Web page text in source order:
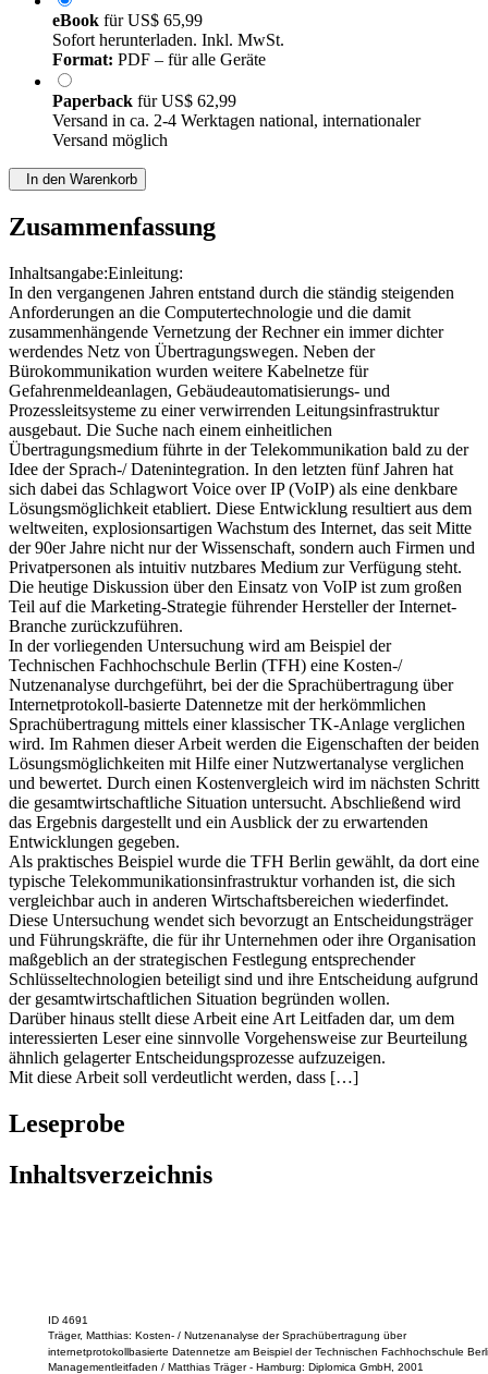
eBook fürUS$ 65,99
Sofort herunterladen. Inkl. MwSt.
Format: PDF – für alle Geräte
Paperback fürUS$ 62,99
Versand in ca. 2-4 Werktagen national, internationaler
Versand möglich
In den Warenkorb
Zusammenfassung
Inhaltsangabe:Einleitung:
In den vergangenen Jahren entstand durch die ständig steigenden
Anforderungen an die Computertechnologie und die damit
zusammenhängende Vernetzung der Rechner ein immer dichter
werdendes Netz von Übertragungswegen. Neben der
Bürokommunikation wurden weitere Kabelnetze für
Gefahrenmeldeanlagen, Gebäudeautomatisierungs- und
Prozessleitsysteme zu einer verwirrenden Leitungsinfrastruktur
ausgebaut. Die Suche nach einem einheitlichen
Übertragungsmedium führte in der Telekommunikation bald zu der
Idee der Sprach-/ Datenintegration. In den letzten fünf Jahren hat
sich dabei das Schlagwort Voice over IP (VoIP) als eine denkbare
Lösungsmöglichkeit etabliert. Diese Entwicklung resultiert aus dem
weltweiten, explosionsartigen Wachstum des Internet, das seit Mitte
der 90er Jahre nicht nur der Wissenschaft, sondern auch Firmen und
Privatpersonen als intuitiv nutzbares Medium zur Verfügung steht.
Die heutige Diskussion über den Einsatz von VoIP ist zum großen
Teil auf die Marketing-Strategie führender Hersteller der Internet-
Branche zurückzuführen.
In der vorliegenden Untersuchung wird am Beispiel der
Technischen Fachhochschule Berlin (TFH) eine Kosten-/
Nutzenanalyse durchgeführt, bei der die Sprachübertragung über
Internetprotokoll-basierte Datennetze mit der herkömmlichen
Sprachübertragung mittels einer klassischer TK-Anlage verglichen
wird. Im Rahmen dieser Arbeit werden die Eigenschaften der beiden
Lösungsmöglichkeiten mit Hilfe einer Nutzwertanalyse verglichen
und bewertet. Durch einen Kostenvergleich wird im nächsten Schritt
die gesamtwirtschaftliche Situation untersucht. Abschließend wird
das Ergebnis dargestellt und ein Ausblick der zu erwartenden
Entwicklungen gegeben.
Als praktisches Beispiel wurde die TFH Berlin gewählt, da dort eine
typische Telekommunikationsinfrastruktur vorhanden ist, die sich
vergleichbar auch in anderen Wirtschaftsbereichen wiederfindet.
Diese Untersuchung wendet sich bevorzugt an Entscheidungsträger
und Führungskräfte, die für ihr Unternehmen oder ihre Organisation
maßgeblich an der strategischen Festlegung entsprechender
Schlüsseltechnologien beteiligt sind und ihre Entscheidung aufgrund
der gesamtwirtschaftlichen Situation begründen wollen.
Darüber hinaus stellt diese Arbeit eine Art Leitfaden dar, um dem
interessierten Leser eine sinnvolle Vorgehensweise zur Beurteilung
ähnlich gelagerter Entscheidungsprozesse aufzuzeigen.
Mit diese Arbeit soll verdeutlicht werden, dass […]
Leseprobe
Inhaltsverzeichnis
ID 4691
Träger, Matthias: Kosten- / Nutzenanalyse der Sprachübertragung über
internetprotokollbasierte Datennetze am Beispiel der Technischen Fachhochschule
Managementleitfaden / Matthias Träger - Hamburg: Diplomica GmbH, 2001